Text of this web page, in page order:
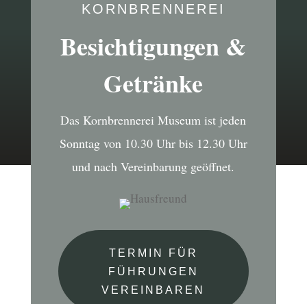
KORNBRENNEREI
Besichtigungen &
Getränke
Das Kornbrennerei Museum ist jeden
Sonntag von 10.30 Uhr bis 12.30 Uhr
und nach Vereinbarung geöffnet.
TERMIN FÜR
FÜHRUNGEN
VEREINBAREN